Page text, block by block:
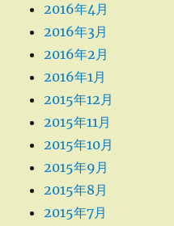
2016年4月
2016年3月
2016年2月
2016年1月
2015年12月
2015年11月
2015年10月
2015年9月
2015年8月
2015年7月